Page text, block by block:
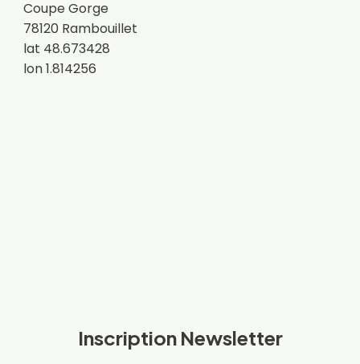
Coupe Gorge
78120 Rambouillet
lat 48.673428
lon 1.814256
Inscription Newsletter